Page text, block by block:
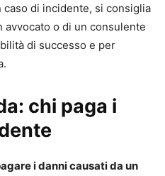
caso di incidente, si consiglia
avvocato o di un consulente
di successo e per
chi paga i
i danni causati da un